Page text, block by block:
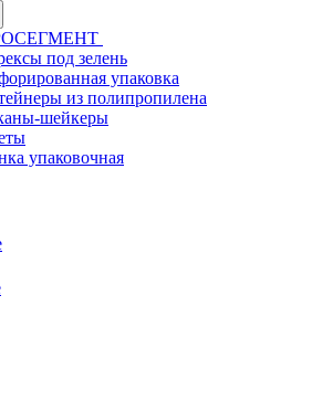
под зелень
упаковка
из полипропилена
шейкеры
упаковочная